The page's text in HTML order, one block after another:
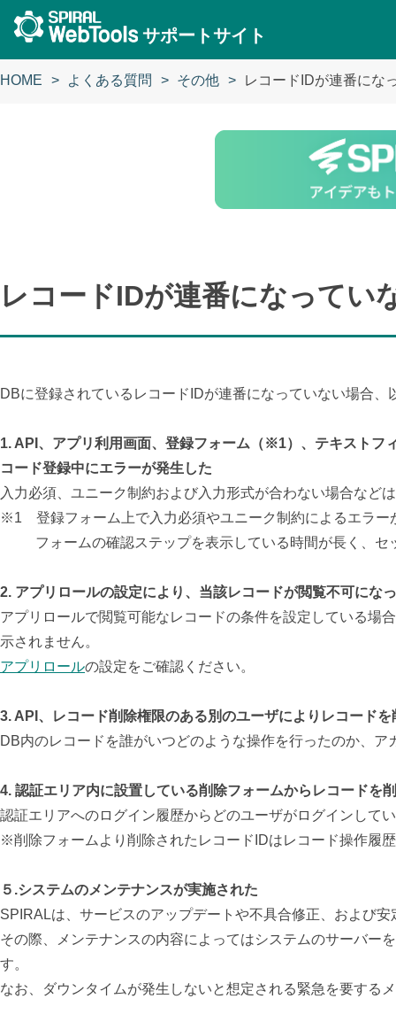
サポートサイト
HOME よくある質問 その他 レコードIDが連番にな
レコードIDが連番になってい
DBに登録されているレコードIDが連番になっていない場合
1. API、アプリ利用画面、登録フォーム（※1）、テキストフ
コード登録中にエラーが発生した
入力必須、ユニーク制約および入力形式が合わない場合など
※1 登録フォーム上で入力必須やユニーク制約によるエラー
フォームの確認ステップを表示している時間が長く、セ
2. アプリロールの設定により、当該レコードが閲覧不可にな
アプリロールで閲覧可能なレコードの条件を設定している場
示されません。
アプリロールの設定をご確認ください。
3. API、レコード削除権限のある別のユーザによりレコードを
DB内のレコードを誰がいつどのような操作を行ったのか、ア
4. 認証エリア内に設置している削除フォームからレコードを
認証エリアへのログイン履歴からどのユーザがログインして
※削除フォームより削除されたレコードIDはレコード操作履
５.システムのメンテナンスが実施された
SPIRALは、サービスのアップデートや不具合修正、および
その際、メンテナンスの内容によってはシステムのサーバー
す。
なお、ダウンタイムが発生しないと想定される緊急を要する